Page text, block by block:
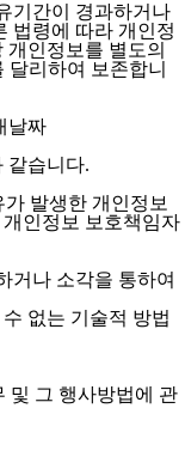
기간이 경과하거나
법령에 따라 개인정
개인정보를 별도의
리하여 보존합니
날짜
같습니다.
발생한 개인정보
인정보 보호책임자
거나 소각을 통하여
없는 기술적 방법
및 그 행사방법에 관